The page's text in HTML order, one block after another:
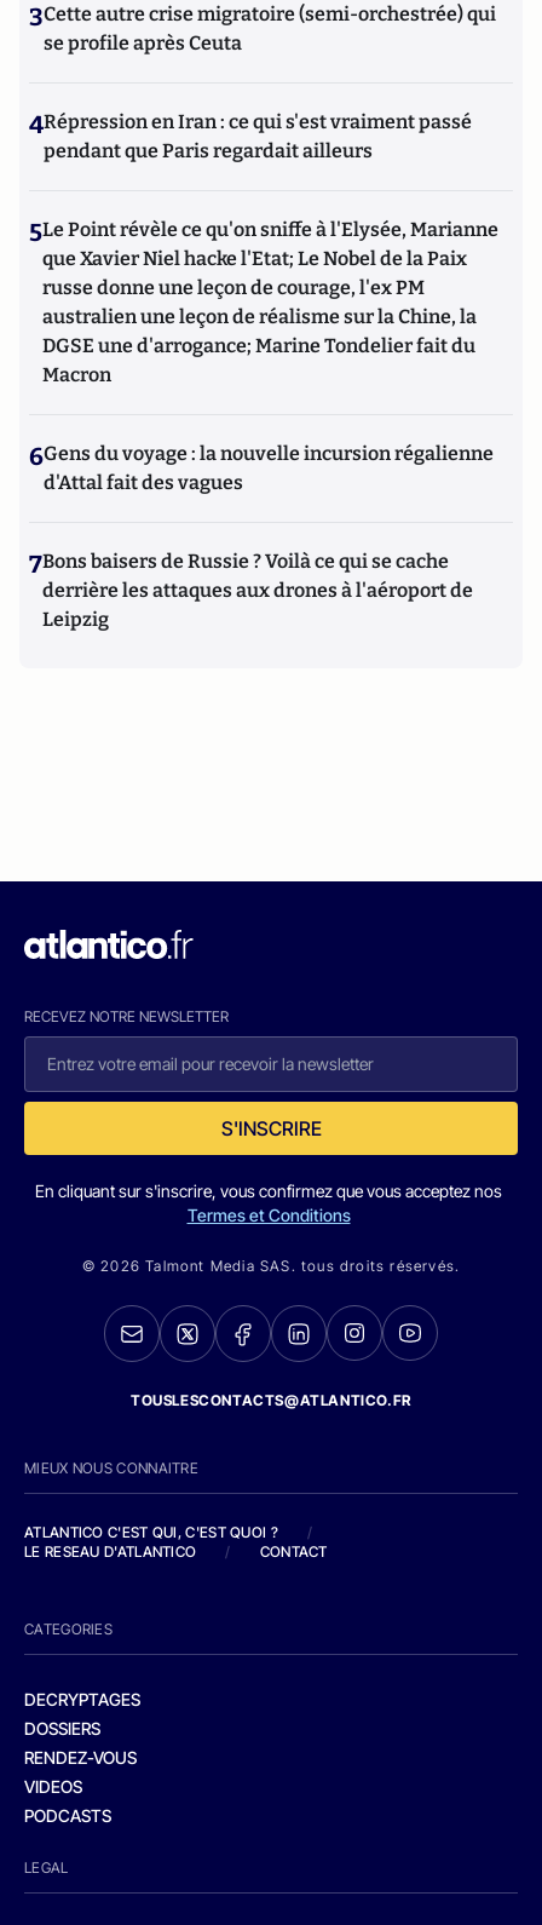
3Cette autre crise migratoire (semi-orchestrée) qui
se profile après Ceuta
4Répression en Iran : ce qui s'est vraiment passé
pendant que Paris regardait ailleurs
5Le Point révèle ce qu'on sniffe à l'Elysée, Marianne
que Xavier Niel hacke l'Etat; Le Nobel de la Paix
russe donne une leçon de courage, l'ex PM
australien une leçon de réalisme sur la Chine, la
DGSE une d'arrogance; Marine Tondelier fait du
Macron
6Gens du voyage : la nouvelle incursion régalienne
d'Attal fait des vagues
7Bons baisers de Russie ? Voilà ce qui se cache
derrière les attaques aux drones à l'aéroport de
Leipzig
RECEVEZ NOTRE NEWSLETTER
S'INSCRIRE
En cliquant sur s'inscrire, vous confirmez que vous acceptez nos
Termes et Conditions
© 2026 Talmont Media SAS. tous droits réservés.
TOUSLESCONTACTS@ATLANTICO.FR
MIEUX NOUS CONNAITRE
ATLANTICO C'EST QUI, C'EST QUOI ?
/
LE RESEAU D'ATLANTICO
/ CONTACT
CATEGORIES
DECRYPTAGES
DOSSIERS
RENDEZ-VOUS
VIDEOS
PODCASTS
LEGAL